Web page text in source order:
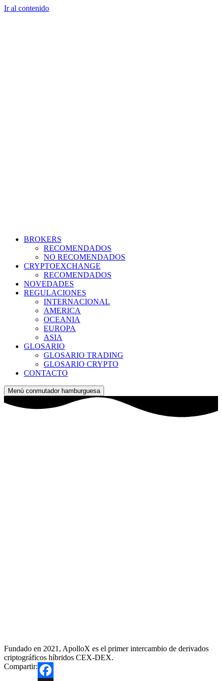
Ir al contenido
BROKERS
RECOMENDADOS
NO RECOMENDADOS
CRYPTOEXCHANGE
RECOMENDADOS
NOVEDADES
REGULACIONES
INTERNACIONAL
AMERICA
OCEANIA
EUROPA
ASIA
GLOSARIO
GLOSARIO TRADING
GLOSARIO CRYPTO
CONTACTO
Menú conmutador hamburguesa
Fundado en 2021, ApolloX es el primer intercambio de derivados
criptográficos híbridos CEX-DEX.
Compartir: